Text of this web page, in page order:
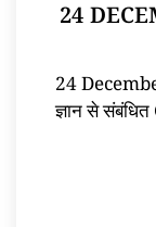
24
24
ज्ञान से